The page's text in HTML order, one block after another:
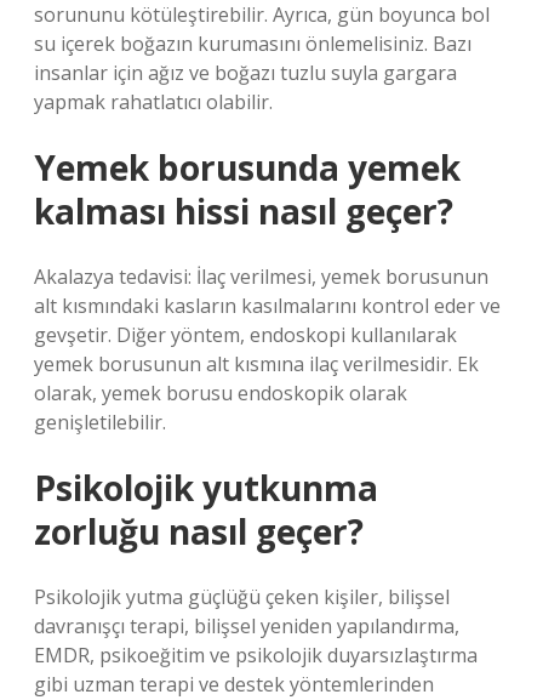
sorununu kötüleştirebilir. Ayrıca, gün boyunca bol
su içerek boğazın kurumasını önlemelisiniz. Bazı
insanlar için ağız ve boğazı tuzlu suyla gargara
yapmak rahatlatıcı olabilir.
Yemek borusunda yemek
kalması hissi nasıl geçer?
Akalazya tedavisi: İlaç verilmesi, yemek borusunun
alt kısmındaki kasların kasılmalarını kontrol eder ve
gevşetir. Diğer yöntem, endoskopi kullanılarak
yemek borusunun alt kısmına ilaç verilmesidir. Ek
olarak, yemek borusu endoskopik olarak
genişletilebilir.
Psikolojik yutkunma
zorluğu nasıl geçer?
Psikolojik yutma güçlüğü çeken kişiler, bilişsel
davranışçı terapi, bilişsel yeniden yapılandırma,
EMDR, psikoeğitim ve psikolojik duyarsızlaştırma
gibi uzman terapi ve destek yöntemlerinden